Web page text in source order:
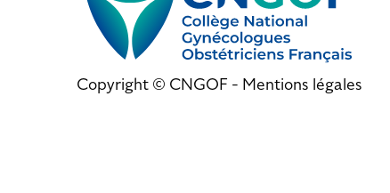
Copyright © CNGOF - Mentions légales